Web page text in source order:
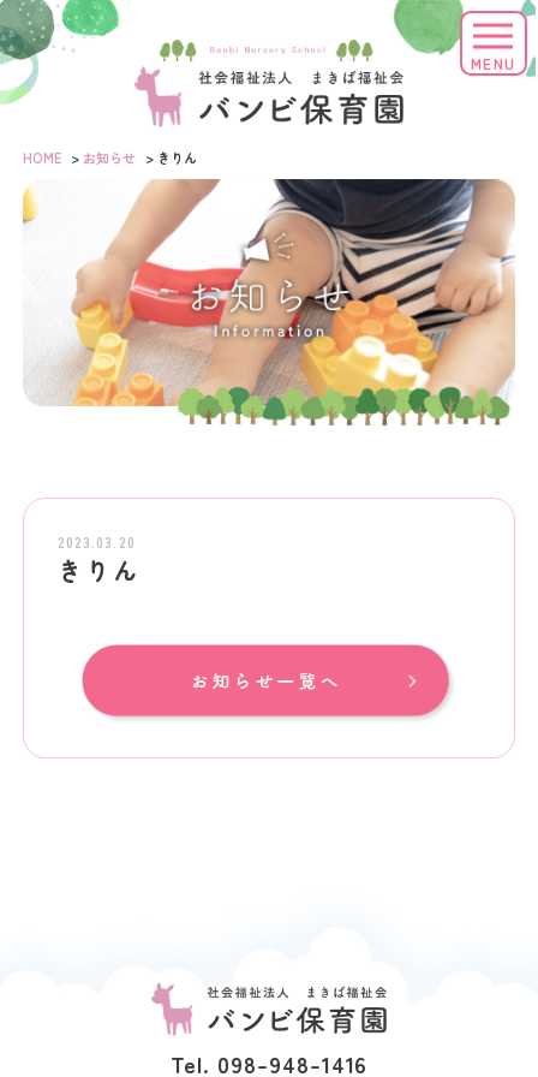
MENU
HOME > お知らせ > きりん
2023.03.20
きりん
Tel. 098-948-1416